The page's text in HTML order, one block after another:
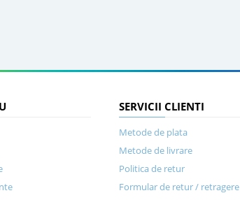
SERVICII CLIENTI
Metode de plata
Metode de livrare
Politica de retur
Formular de retur / retragere